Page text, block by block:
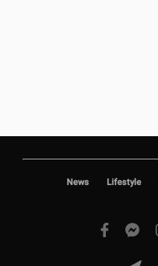
News Lifestyle